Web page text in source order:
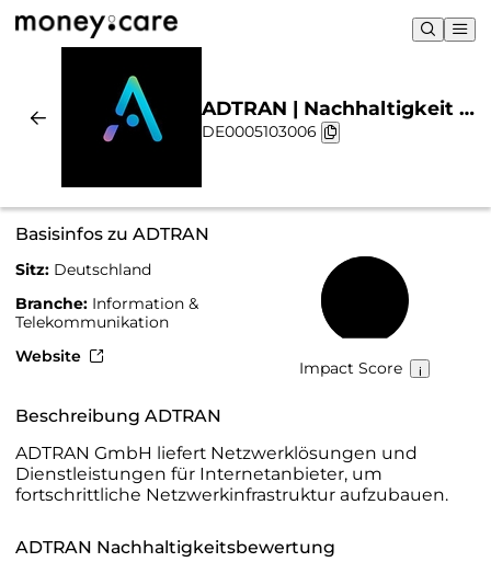
ADTRAN | Nachhaltigkeit &
Chart
DE0005103006
Basisinfos zu ADTRAN
Sitz: Deutschland
Branche: Information &
Telekommunikation
Website
Impact Score
Beschreibung ADTRAN
ADTRAN GmbH liefert Netzwerklösungen und
Dienstleistungen für Internetanbieter, um
fortschrittliche Netzwerkinfrastruktur aufzubauen.
ADTRAN Nachhaltigkeitsbewertung